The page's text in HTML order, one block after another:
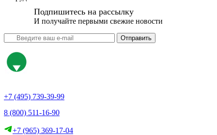
Подпишитесь на рассылку
И получайте первыми свежие новости
Отправить
+7 (495) 739-39-99
8 (800) 511-16-90
+7 (965) 369-17-04